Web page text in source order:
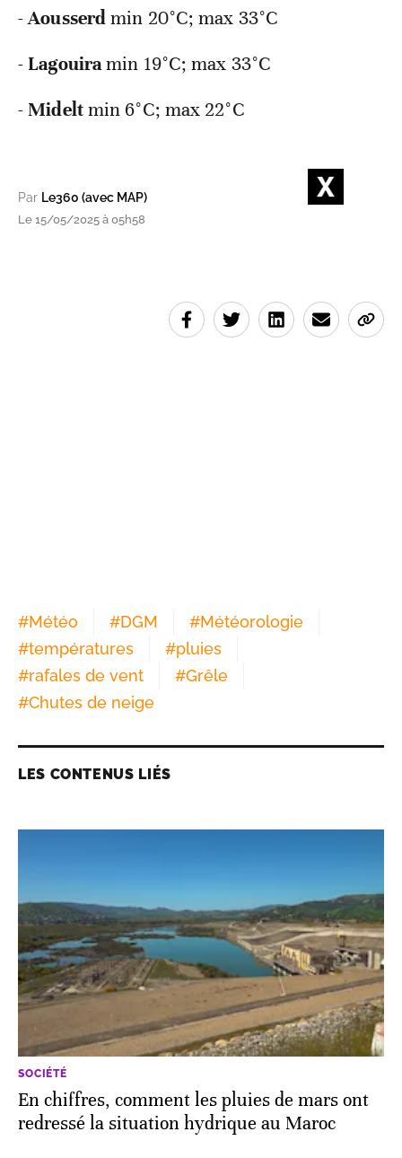
-Aousserdmin 20°C; max 33°C
-Lagouiramin 19°C; max 33°C
-Mideltmin 6°C; max 22°C
Par Le360 (avec MAP)
Le 15/05/2025 à 05h58
#Météo #DGM #Météorologie
#températures #pluies
#rafales de vent #Grêle
#Chutes de neige
LES CONTENUS LIÉS
SOCIÉTÉ
En chiffres, comment les pluies de mars ont
redressé la situation hydrique au Maroc